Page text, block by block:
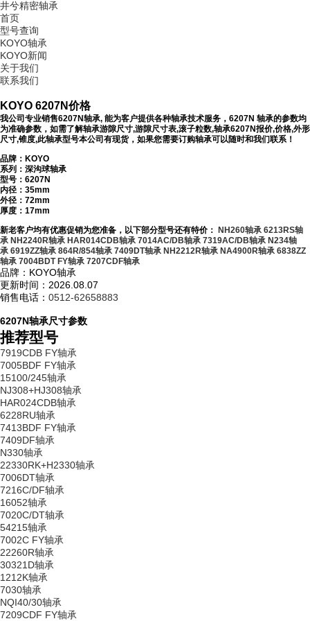
井兮精密轴承
首页
型号查询
KOYO轴承
KOYO新闻
关于我们
联系我们
KOYO 6207N价格
我公司专业销售6207N轴承, 能为客户提供各种轴承技术服务，6207N 轴承的参数均
为准确参数，如需了解轴承游隙尺寸,游隙尺寸表,滚子粒数,轴承6207N报价,价格,外形
尺寸,锥度,此轴承型号本公司有现货，如果您需要订购轴承可以随时和我们联系！
品牌：KOYO
系列：深沟球轴承
型号： 6207N
内径：35mm
外径：72mm
厚度：17mm
新老客户均有优惠促销为您准备，以下部分型号还有特价： NH260轴承 6213RS轴
承 NH2240R轴承 HAR014CDB轴承 7014AC/DB轴承 7319AC/DB轴承 N234轴
承 6919ZZ轴承 864R/854轴承 7409DT轴承 NH2212R轴承 NA4900R轴承 6838ZZ
轴承 7004BDT FY轴承 7207CDF轴承
品牌：KOYO轴承
更新时间：2026.08.07
销售电话： 0512-62658883
6207N轴承尺寸参数
推荐型号
7919CDB FY轴承
7005BDF FY轴承
15100/245轴承
NJ308+HJ308轴承
HAR024CDB轴承
6228RU轴承
7413BDF FY轴承
7409DF轴承
N330轴承
22330RK+H2330轴承
7006DT轴承
7216C/DF轴承
16052轴承
7020C/DT轴承
54215轴承
7002C FY轴承
22260R轴承
30321D轴承
1212K轴承
7030轴承
NQI40/30轴承
7209CDF FY轴承